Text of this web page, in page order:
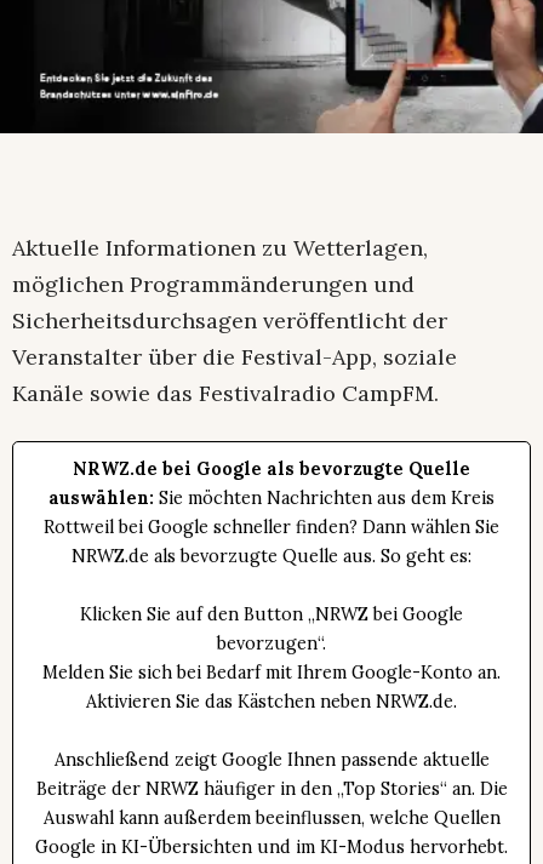
Aktuelle Informationen zu Wetterlagen,
möglichen Programmänderungen und
Sicherheitsdurchsagen veröffentlicht der
Veranstalter über die Festival-App, soziale
Kanäle sowie das Festivalradio CampFM.
NRWZ.de bei Google als bevorzugte Quelle
auswählen: Sie möchten Nachrichten aus dem Kreis
Rottweil bei Google schneller finden? Dann wählen Sie
NRWZ.de als bevorzugte Quelle aus. So geht es:
Klicken Sie auf den Button „NRWZ bei Google
bevorzugen“.
Melden Sie sich bei Bedarf mit Ihrem Google-Konto an.
Aktivieren Sie das Kästchen neben NRWZ.de.
Anschließend zeigt Google Ihnen passende aktuelle
Beiträge der NRWZ häufiger in den „Top Stories“ an. Die
Auswahl kann außerdem beeinflussen, welche Quellen
Google in KI-Übersichten und im KI-Modus hervorhebt.